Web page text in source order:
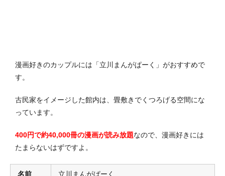
漫画好きのカップルには「立川まんがぱーく」がおすすめで
す。
古民家をイメージした館内は、畳敷きでくつろげる空間にな
っています。
400円で約40,000冊の漫画が読み放題なので、漫画好きには
たまらないはずですよ。
名前 立川まんがぱーく